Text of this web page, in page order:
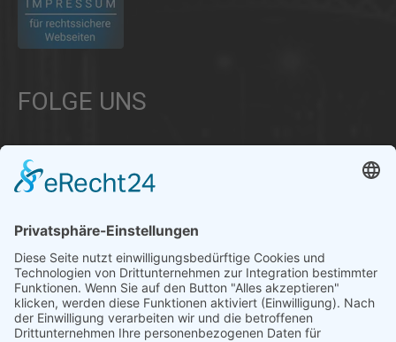
FOLGE UNS
Informationen aus Politik – Wirtschaft – Kultur – Umwelt –
Gesellschaft - Polizei und Feuerwehr – für die Region Bayern
Als regionales Unternehmen sind wir für Sie der direkte